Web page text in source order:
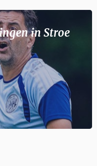
in Stroe